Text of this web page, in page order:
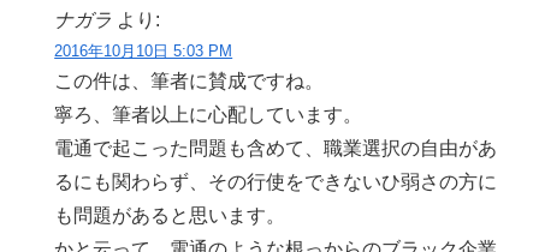
ナガラ より:
2016年10月10日 5:03 PM
この件は、筆者に賛成ですね。
寧ろ、筆者以上に心配しています。
電通で起こった問題も含めて、職業選択の自由があ
るにも関わらず、その行使をできないひ弱さの方に
も問題があると思います。